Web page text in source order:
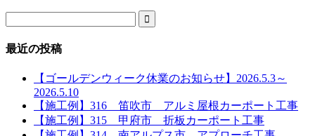

最近の投稿
【ゴールデンウィーク休業のお知らせ】2026.5.3～
2026.5.10
【施工例】316 笛吹市 アルミ屋根カーポート工事
【施工例】315 甲府市 折板カーポート工事